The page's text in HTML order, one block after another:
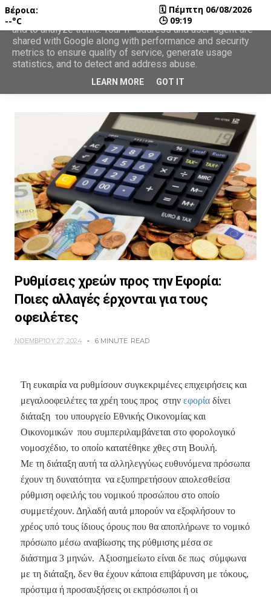
Ρυθμίσεις χρεών προς την Εφορία:
Ποιες αλλαγές έρχονται για τους
οφειλέτες
ΝΟΕΜΒΡΊΟΥ 27, 2024 6 MINUTE READ
Τη ευκαιρία να ρυθμίσουν συγκεκριμένες επιχειρήσεις και
μεγαλοοφειλέτες τα χρέη τους προς στην εφορίαδίνει
διάταξη του υπουργείο Εθνικής Οικονομίας και
Οικονομικών που συμπεριλαμβάνεται στο φορολογικό
νομοσχέδιο, το οποίο κατατέθηκε χθες στη Βουλή.
Με τη διάταξη αυτή τα αλληλεγγύως ευθυνόμενα πρόσωπα
έχουν τη δυνατότητα να εξυπηρετήσουν απολεσθείσα
ρύθμιση οφειλής του νομικού προσώπου στο οποίο
συμμετέχουν. Δηλαδή αυτά μπορούν να εξοφλήσουν το
χρέος υπό τους ίδιους όρους που θα αποπλήρωνε το νομικό
πρόσωπο μέσω αναβίωσης της ρύθμισης μέσα σε
διάστημα 3 μηνών. Αξιοσημείωτο είναι δε πως σύμφωνα
με τη διάταξη, δεν θα έχουν κάποια επιβάρυνση με τόκους,
πρόστιμα ή προσαυξήσεις οι εκπρόσωποι ή οι
Βέροια:
--°C
🗓 Πέμπτη 06/08/2026
🕒 09:19
This site uses cookies from Google to deliver its services
and to analyze traffic. Your IP address and user-agent are
shared with Google along with performance and security
metrics to ensure quality of service, generate usage
statistics, and to detect and address abuse.
LEARN MORE GOT IT